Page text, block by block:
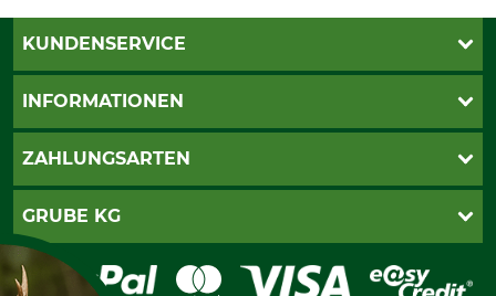
KUNDENSERVICE
Live-Shopping
Seilwindenprüfung
Fragen und Antworten
Cookie-Einstellungen
INFORMATIONEN
AGB
Lieferung
Bestellung widerrufen
ZAHLUNGSARTEN
PayPal
Kreditkarte
Bankeinzug
Ratenkauf
GRUBE KG
Leitbild
Karriere